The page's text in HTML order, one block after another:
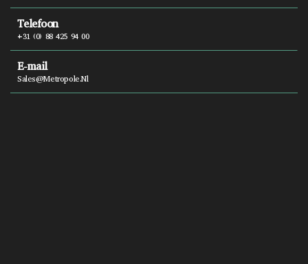
Telefoon
+31 (0) 88 425 94 00
E-mail
Sales@metropole.nl